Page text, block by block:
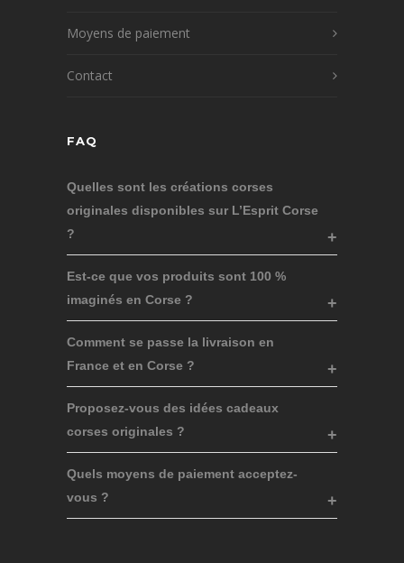
Moyens de paiement
Contact
FAQ
Quelles sont les créations corses
originales disponibles sur L’Esprit Corse
?
Est-ce que vos produits sont 100 %
imaginés en Corse ?
Comment se passe la livraison en
France et en Corse ?
Proposez-vous des idées cadeaux
corses originales ?
Quels moyens de paiement acceptez-
vous ?